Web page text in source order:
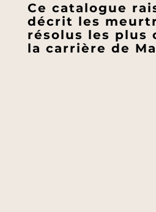
Ce catalogue
décrit les
résolus les plus
la carrière de